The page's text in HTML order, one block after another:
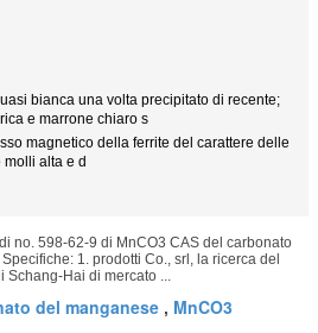
bianca una volta precipitato di recente;
e marrone chiaro s
magnetico della ferrite del carattere delle
molli alta e d
no. 598-62-9 di MnCO3 CAS del carbonato
1. prodotti Co., srl, la ricerca del
Hai di mercato ...
del manganese , MnCO3